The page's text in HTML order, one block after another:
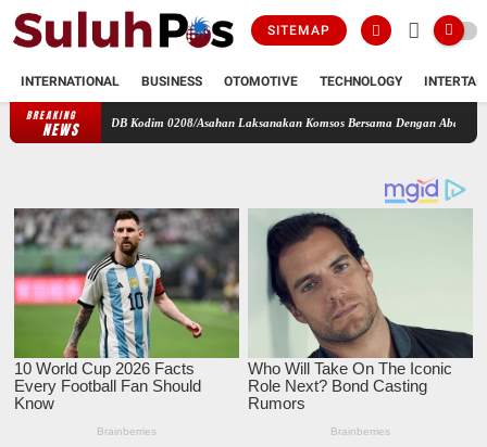
SITEMAP
INTERNATIONAL BUSINESS OTOMOTIVE TECHNOLOGY
BREAKING
NEWS
17/DB Kodim 0208/Asahan Laksanakan Komsos Bersama Dengan Abang Becak